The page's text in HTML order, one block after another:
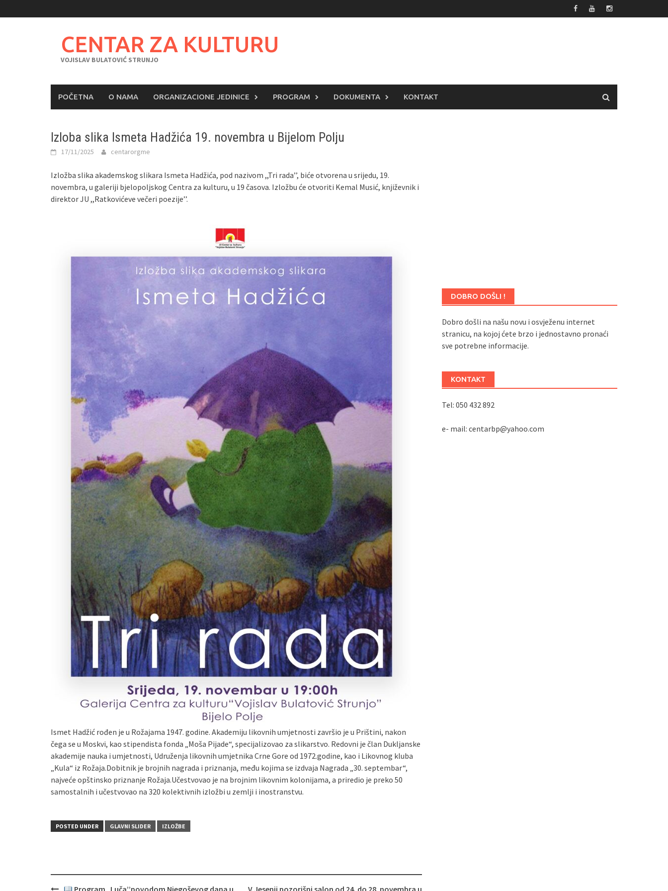
to
CENTAR ZA KULTURU
VOJISLAV BULATOVIĆ STRUNJO
POČETNA O NAMA ORGANIZACIONE JEDINICE PROGRAM DOKUMENTA KONTAKT
Izloba slika Ismeta Hadžića 19. novembra u Bijelom Polju
17/11/2025 centarorgme
Izložba slika akademskog slikara Ismeta Hadžića, pod nazivom ,,Tri rada’’, biće otvorena u srijedu, 19.
novembra, u galeriji bjelopoljskog Centra za kulturu, u 19 časova. Izložbu će otvoriti Kemal Musić, književnik i
direktor JU ,,Ratkovićeve večeri poezije’’.
Ismet Hadžić rođen je u Rožajama 1947. godine. Akademiju likovnih umjetnosti završio je u Prištini, nakon
čega se u Moskvi, kao stipendista fonda „Moša Pijade“, specijalizovao za slikarstvo. Redovni je član Dukljanske
akademije nauka i umjetnosti, Udruženja likovnih umjetnika Crne Gore od 1972.godine, kao i Likovnog kluba
„Kula“ iz Rožaja.Dobitnik je brojnih nagrada i priznanja, među kojima se izdvaja Nagrada „30. septembar“,
najveće opštinsko priznanje Rožaja.Učestvovao je na brojnim likovnim kolonijama, a priredio je preko 50
samostalnih i učestvovao na 320 kolektivnih izložbi u zemlji i inostranstvu.
POSTED UNDER GLAVNI SLIDER IZLOŽBE
Post Program „Luča’’povodom Njegoševog dana u V Jesenji pozorišni salon od 24. do 28. novembra u
DOBRO DOŠLI !
Dobro došli na našu novu i osvježenu internet
stranicu, na kojoj ćete brzo i jednostavno pronaći
sve potrebne informacije.
KONTAKT
Tel: 050 432 892
e- mail: centarbp@yahoo.com